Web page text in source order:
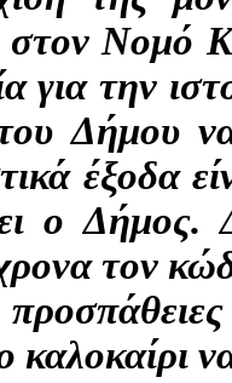
Νομό
για την
Δήμου
έξοδα
ο Δήμος.
τον
καλοκαίρι